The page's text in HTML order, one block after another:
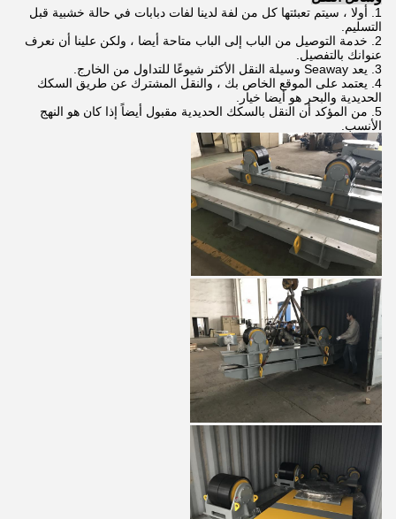
1. أولا ، سيتم تعبئتها كل من لفة لدينا لفات دبابات في حالة خشبية قبل
التسليم.
2. خدمة التوصيل من الباب إلى الباب متاحة أيضا ، ولكن علينا أن نعرف
عنوانك بالتفصيل.
3. يعد Seaway وسيلة النقل الأكثر شيوعًا للتداول من الخارج.
4. يعتمد على الموقع الخاص بك ، والنقل المشترك عن طريق السكك
الحديدية والبحر هو أيضا خيار.
5. من المؤكد أن النقل بالسكك الحديدية مقبول أيضاً إذا كان هو النهج
الأنسب.